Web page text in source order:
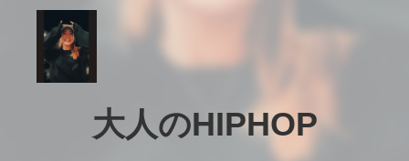
大人のHIPHOP